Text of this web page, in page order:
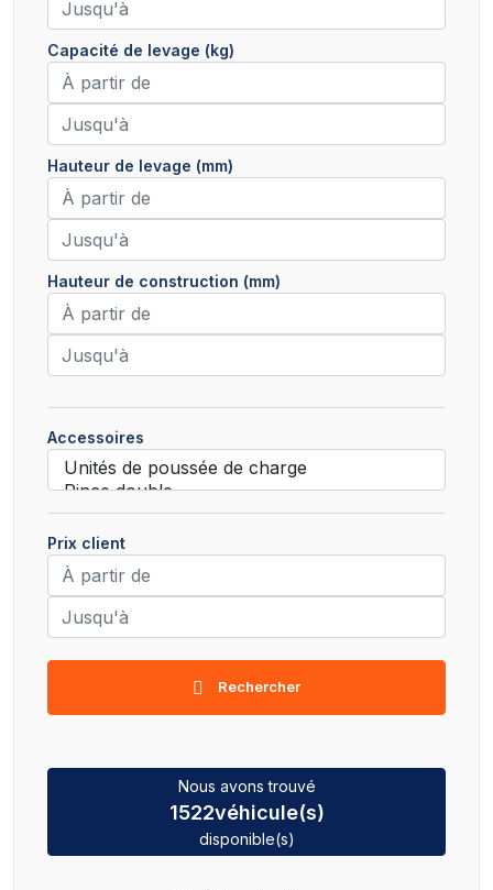
Capacité de levage (kg)
Hauteur de levage (mm)
Hauteur de construction (mm)
Accessoires
Prix client
Rechercher
Nous avons trouvé
1522véhicule(s)
disponible(s)